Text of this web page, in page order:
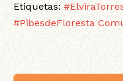
Etiquetas:
#PibesdeFloresta